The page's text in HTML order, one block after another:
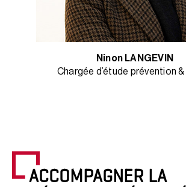
Ninon LANGEVIN
Chargée d’étude prévention &
ACCOMPAGNER LA